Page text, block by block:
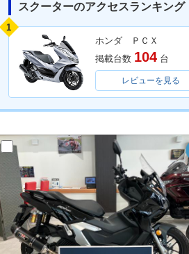
スクーターのアクセスランキング
1
ホンダ ＰＣＸ
掲載台数 104 台
レビューを見る